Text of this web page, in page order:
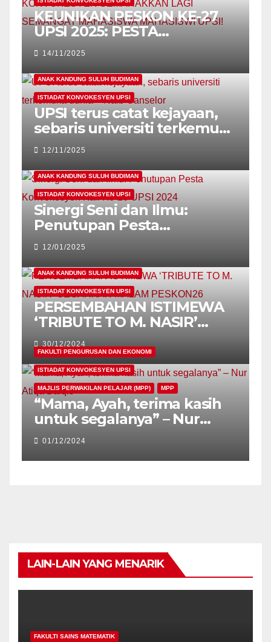
KEUNIKAN PESKON KE-27
UPSI 2025: PESTA
KONVOKESYEN
SEMARAKKAN LAGI
SEMANGAT MAHASISWA
MAHASISWI UPSI!
14/11/2025
ANAK KANDUNG SULUH BUDIMAN
ISTIADAT KONVOKESYEN UPSI
UPSI terus catat kejayaan,
sebaris universiti terkemuka
dunia – Naib Canselor
12/11/2025
ANAK KANDUNG SULUH BUDIMAN
ISTIADAT KONVOKESYEN UPSI
Sinergi Seni dan Ilmu:
Penutupan Pesta
Konvokesyen Kali Ke-26
UPSI 2024
12/01/2025
ANAK KANDUNG SULUH BUDIMAN
ISTIADAT KONVOKESYEN UPSI
PERSEMBAHAN ISTIMEWA
‘TRIBUTE TO M. NASIR’
GEGARKAN MALAM
PESKON26
30/12/2024
FAKULTI PENGURUSAN DAN EKONOMI
ISTIADAT KONVOKESYEN UPSI
MAJLIS PERWAKILAN PELAJAR (MPP) MPP
“Mama, Ayah, terima kasih
untuk segalanya” – Nur
Atiqa Balqis
01/12/2024
LAIN-LAIN YANG MENARIK
FAKULTI SAINS MATEMATIK